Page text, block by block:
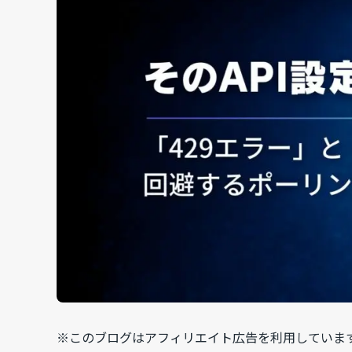
※このブログはアフィリエイト広告を利用していま